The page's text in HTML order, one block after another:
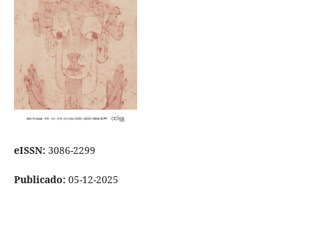
eISSN:3086-2299
Publicado: 05-12-2025